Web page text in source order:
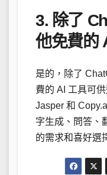
3. 除了
他免費的
是的，除了
費的 AI 工具可
Jasper 和
字生成、問答、
的需求和喜好選